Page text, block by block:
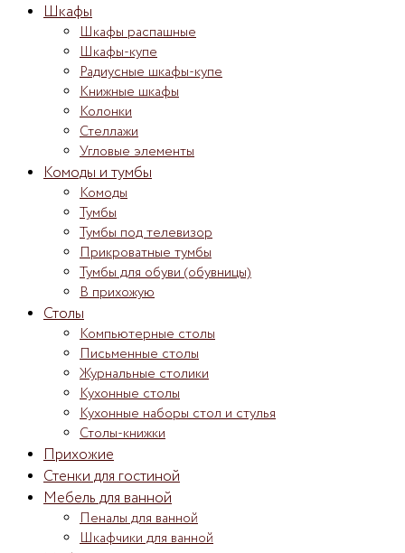
Шкафы
Шкафы распашные
Шкафы-купе
Радиусные шкафы-купе
Книжные шкафы
Колонки
Стеллажи
Угловые элементы
Комоды и тумбы
Комоды
Тумбы
Тумбы под телевизор
Прикроватные тумбы
Тумбы для обуви (обувницы)
В прихожую
Столы
Компьютерные столы
Письменные столы
Журнальные столики
Кухонные столы
Кухонные наборы стол и стулья
Столы-книжки
Прихожие
Стенки для гостиной
Мебель для ванной
Пеналы для ванной
Шкафчики для ванной